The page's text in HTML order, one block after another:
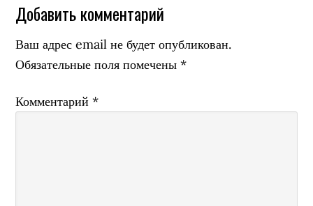
Добавить комментарий
Ваш адрес email не будет опубликован.
Обязательные поля помечены*
Комментарий*